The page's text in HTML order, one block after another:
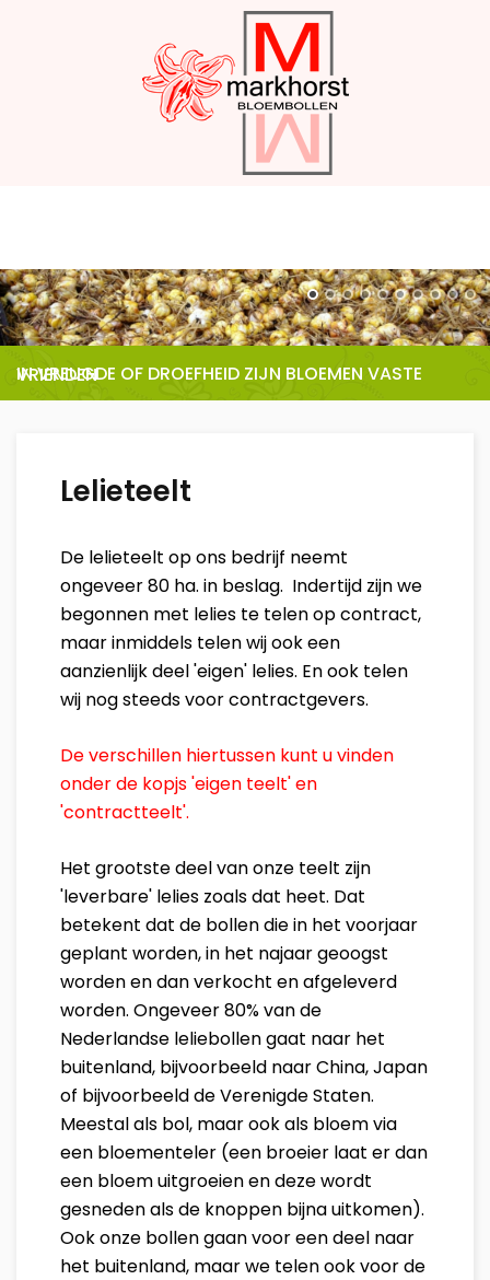
IN VREUGDE OF DROEFHEID ZIJN BLOEMEN VASTE VRIENDEN
Lelieteelt
De lelieteelt op ons bedrijf neemt
ongeveer 80 ha. in beslag. Indertijd zijn we
begonnen met lelies te telen op contract,
maar inmiddels telen wij ook een
aanzienlijk deel 'eigen' lelies. En ook telen
wij nog steeds voor contractgevers.
De verschillen hiertussen kunt u vinden
onder de kopjs 'eigen teelt' en
'contractteelt'.
Het grootste deel van onze teelt zijn
'leverbare' lelies zoals dat heet. Dat
betekent dat de bollen die in het voorjaar
geplant worden, in het najaar geoogst
worden en dan verkocht en afgeleverd
worden. Ongeveer 80% van de
Nederlandse leliebollen gaat naar het
buitenland, bijvoorbeeld naar China, Japan
of bijvoorbeeld de Verenigde Staten.
Meestal als bol, maar ook als bloem via
een bloementeler (een broeier laat er dan
een bloem uitgroeien en deze wordt
gesneden als de knoppen bijna uitkomen).
Ook onze bollen gaan voor een deel naar
het buitenland, maar we telen ook voor de